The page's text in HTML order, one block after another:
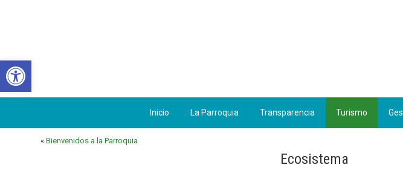
Inicio La Parroquia Transparencia Turismo
«Bienvenidos a la Parroquia
Ecosistema
Abrir barra de herramientas